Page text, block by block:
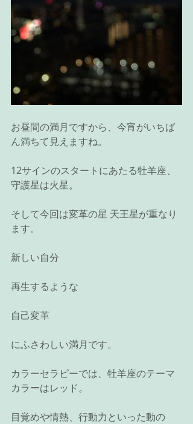
お昼間の満月ですから、今宵がいちば
ん満ちて見えますね。
12サインのスタートにあたる牡羊座、
守護星は火星。
そして今回は変革の星 天王星が重なり
ます。
新しい自分
再生するような
自己変革
にふさわしい満月です。
カラーセラピーでは、牡羊座のテーマ
カラーはレッド。
目覚めや情熱、行動力といった動の